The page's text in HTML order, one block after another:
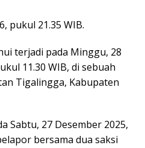
pukul 21.35 WIB.
terjadi pada Minggu, 28
11.30 WIB, di sebuah
Tigalingga, Kabupaten
Sabtu, 27 Desember 2025,
bersama dua saksi